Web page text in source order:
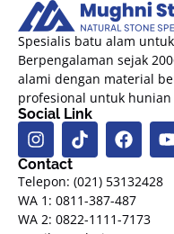
Spesialis batu alam
Berpengalaman sejak
alami dengan material
profesional untuk
Social Link
Contact
Telepon: (021) 53132428
WA 1: 0811-387-487
WA 2: 0822-1111-7173